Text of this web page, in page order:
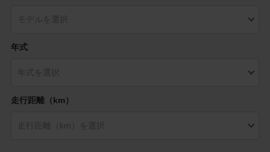
年式
走行距離（km）